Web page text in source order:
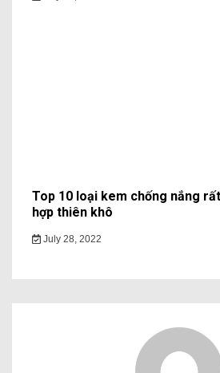
Top 10 loại kem chống nắng
hợp thiên khô
July 28, 2022